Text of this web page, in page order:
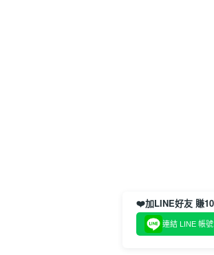
連結 LINE 帳號